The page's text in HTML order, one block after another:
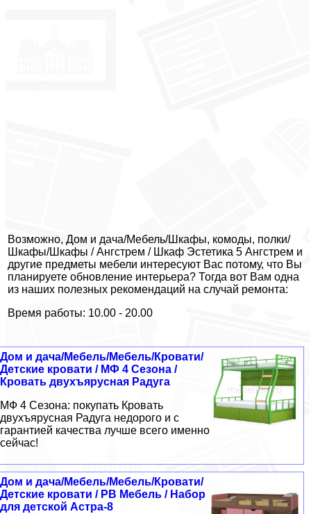
Возможно, Дом и дача/Мебель/Шкафы, комоды, полки/
Шкафы/Шкафы / Ангстрем / Шкаф Эстетика 5 Ангстрем и
другие предметы мебели интересуют Вас потому, что Вы
планируете обновление интерьера? Тогда вот Вам одна
из наших полезных рекомендаций на случай ремонта:
Время работы: 10.00 - 20.00
Дом и дача/Мебель/Мебель/Кровати/
Детские кровати / МФ 4 Сезона /
Кровать двухъярусная Радуга
МФ 4 Сезона: покупать Кровать
двухъярусная Радуга недорого и с
гарантией качества лучше всего именно
сейчас!
Дом и дача/Мебель/Мебель/Кровати/
Детские кровати / РВ Мебель / Набор
для детской Астра-8